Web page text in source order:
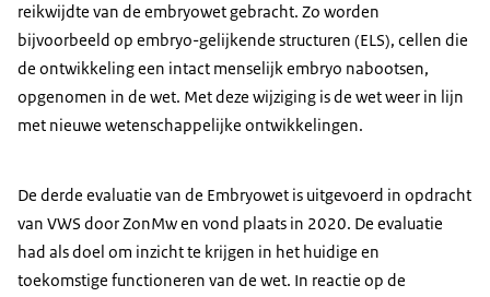
reikwijdte van de embryowet gebracht. Zo worden
bijvoorbeeld op embryo-gelijkende structuren (ELS), cellen die
de ontwikkeling een intact menselijk embryo nabootsen,
opgenomen in de wet. Met deze wijziging is de wet weer in lijn
met nieuwe wetenschappelijke ontwikkelingen.
De derde evaluatie van de Embryowet is uitgevoerd in opdracht
van VWS door ZonMw en vond plaats in 2020. De evaluatie
had als doel om inzicht te krijgen in het huidige en
toekomstige functioneren van de wet. In reactie op de